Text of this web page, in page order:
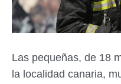
Las pequeñas, de 18
la localidad canaria,